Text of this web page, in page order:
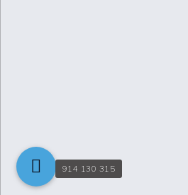
914 130 315